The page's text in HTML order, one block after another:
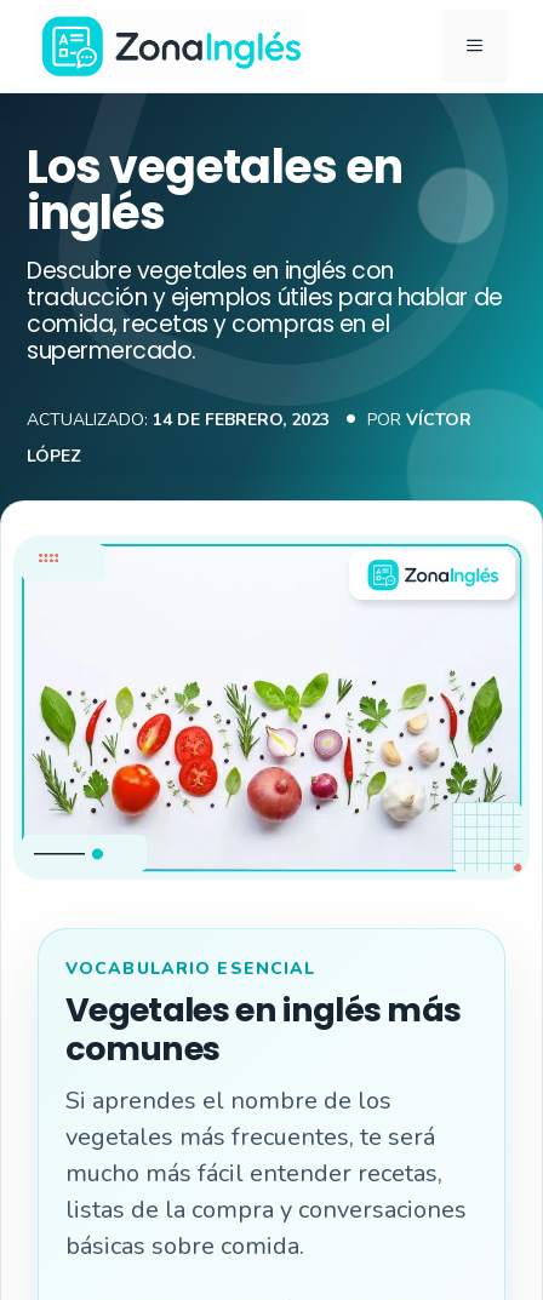
Saltar
contenido
Ir
la
portada
ZonaInglés
MENÚ
Los vegetales en
inglés
Descubre vegetales en inglés con
traducción y ejemplos útiles para hablar de
comida, recetas y compras en el
supermercado.
ACTUALIZADO: 14 DE FEBRERO, 2023 POR VÍCTOR
LÓPEZ
VOCABULARIO ESENCIAL
Vegetales en inglés más
comunes
Si aprendes el nombre de los
vegetales más frecuentes, te será
mucho más fácil entender recetas,
listas de la compra y conversaciones
básicas sobre comida.